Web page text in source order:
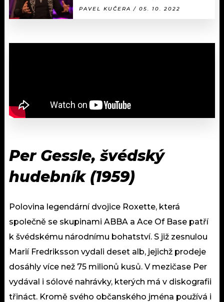
PAVEL KUČERA / 05. 10. 2022
Per Gessle, švédský
hudebník (1959)
Polovina legendární dvojice Roxette, která
společně se skupinami ABBA a Ace Of Base patří
k švédskému národnímu bohatství. S již zesnulou
Marií Fredriksson vydali deset alb, jejichž prodeje
dosáhly více než 75 milionů kusů. V mezičase Per
vydával i sólové nahrávky, kterých má v diskografii
třináct. Kromě svého občanského jména používá i